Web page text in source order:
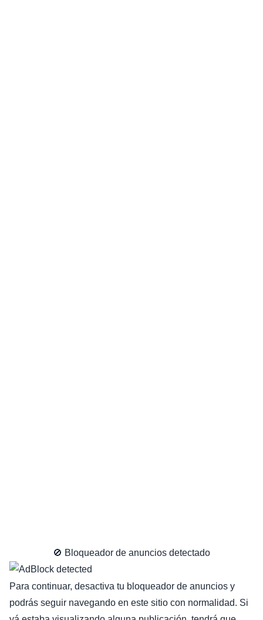
🚫 Bloqueador de anuncios detectado
Para continuar, desactiva tu bloqueador de anuncios y
podrás seguir navegando en este sitio con normalidad. Si